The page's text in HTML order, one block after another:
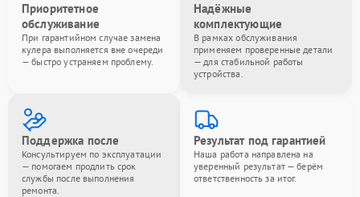
Приоритетное
обслуживание
При гарантийном случае замена
кулера выполняется вне очереди
— быстро устраняем проблему.
Надёжные
комплектующие
В рамках обслуживания
применяем проверенные детали
— для стабильной работы
устройства.
Поддержка после
Консультируем по эксплуатации
— помогаем продлить срок
службы после выполнения
ремонта.
Результат под гарантией
Наша работа направлена на
уверенный результат — берём
ответственность за итог.